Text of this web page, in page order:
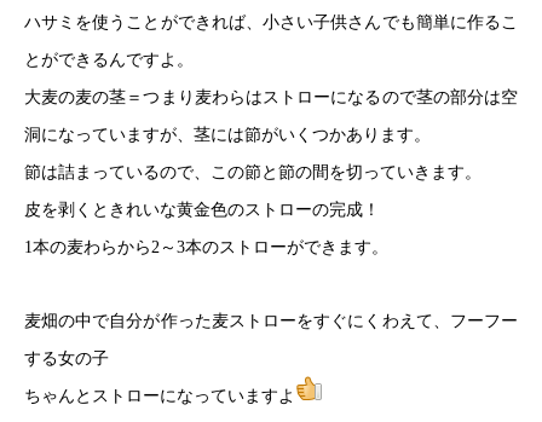
ハサミを使うことができれば、小さい子供さんでも簡単に作るこ
とができるんですよ。
大麦の麦の茎＝つまり麦わらはストローになるので茎の部分は空
洞になっていますが、 茎には節がいくつかあります。
節は詰まっているので、この節と節の間を切っていきます。
皮を剥くときれいな黄金色のストローの完成！
1本の麦わらから2～3本のストローができます。
麦畑の中で自分が作った麦ストローをすぐにくわえて、フーフー
する女の子
ちゃんとストローになっていますよ